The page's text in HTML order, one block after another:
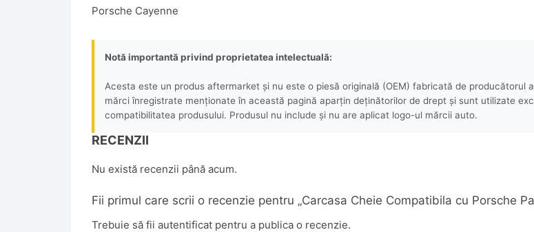
Porsche Cayenne
Notă importantă privind proprietatea intelectuală:
Acesta este un produs aftermarket și nu este o piesă originală (OEM) fabricată de producătorul
mărci înregistrate menționate în această pagină aparțin deținătorilor de drept și sunt utilizate
compatibilitatea produsului. Produsul nu include și nu are aplicat logo-ul mărcii auto.
RECENZII
Nu există recenzii până acum.
Fii primul care scrii o recenzie pentru „Carcasa Cheie Compatibila cu Porsche
Trebuie să fii autentificat pentru a publica o recenzie.